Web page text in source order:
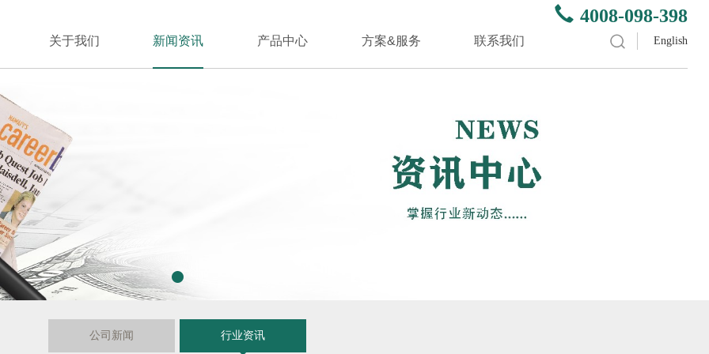
4008-098-398
English
关于我们 新闻资讯 产品中心 方案&服务 联系我们
公司新闻 行业资讯